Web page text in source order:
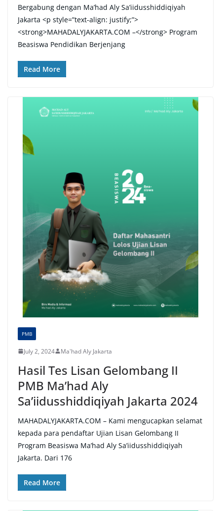
Bergabung dengan Ma’had Aly Sa’iidusshiddiqiyah
Jakarta <p style=”text-align: justify;”>
<strong>MAHADALYJAKARTA.COM –</strong> Program
Beasiswa Pendidikan Berjenjang
Read More
PMB
July 2, 2024 Ma'had Aly Jakarta
Hasil Tes Lisan Gelombang II
PMB Ma’had Aly
Sa’iidusshiddiqiyah Jakarta 2024
MAHADALYJAKARTA.COM – Kami mengucapkan selamat
kepada para pendaftar Ujian Lisan Gelombang II
Program Beasiswa Ma’had Aly Sa’iidusshiddiqiyah
Jakarta. Dari 176
Read More